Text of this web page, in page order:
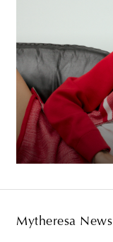
Mytheresa News